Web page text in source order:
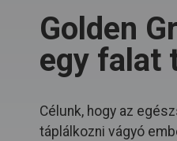
Golden
egy falat
Célunk, hogy az
táplálkozni vágyó